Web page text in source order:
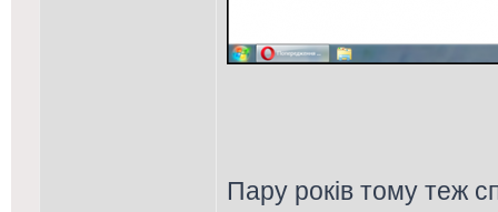
Пару років тому теж